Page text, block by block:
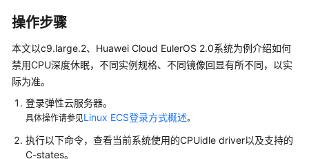
绍
计
费
说
明
快
速
操作步骤
本文以c9.large.2、Huawei Cloud EulerOS 2.0系统为例介绍如何
禁用CPU深度休眠，不同实例规格、不同镜像回显有所不同，以实
际为准。
登录弹性云服务器。
具体操作请参见Linux ECS登录方式概述。
执行以下命令，查看当前系统使用的CPUidle driver以及支持的
C-states。